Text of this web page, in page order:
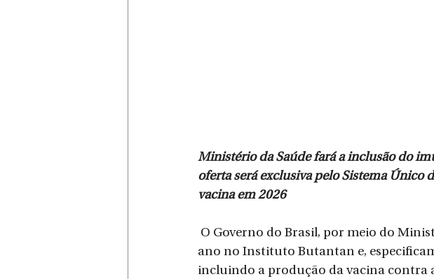
Ministério da Saúde fará a inclusão do
oferta será exclusiva pelo Sistema Único
vacina em 2026
ano no Instituto Butantan e,
incluindo a produção da vacina contra